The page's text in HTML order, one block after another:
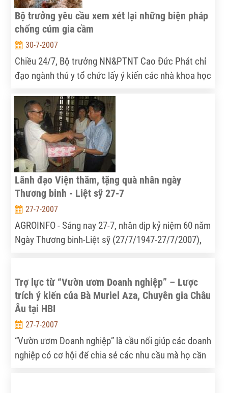
Bộ trưởng yêu cầu xem xét lại những biện pháp
chống cúm gia cầm
30-7-2007
Chiều 24/7, Bộ trưởng NN&PTNT Cao Đức Phát chỉ
đạo ngành thú y tổ chức lấy ý kiến các nhà khoa học
gia cầm để chấm dứt triệt để tình trạng tái phát liên
tục ở các địa phương.
Lãnh đạo Viện thăm, tặng quà nhân ngày
Thương binh - Liệt sỹ 27-7
27-7-2007
AGROINFO - Sáng nay 27-7, nhân dịp kỷ niệm 60 năm
Ngày Thương binh-Liệt sỹ (27/7/1947-27/7/2007),
đình có công với Cách mạng là cán bộ đã và đang
công tác ở Viện tại Cẩm Giàng, Hải Dương và Gia
Lâm, Hà Nội.
Trợ lực từ “Vườn ươm Doanh nghiệp” – Lược
trích ý kiến của Bà Muriel Aza, Chuyên gia Châu
Âu tại HBI
27-7-2007
“Vườn ươm Doanh nghiệp” là cầu nối giúp các doanh
nghiệp có cơ hội để chia sẻ các nhu cầu mà họ cần